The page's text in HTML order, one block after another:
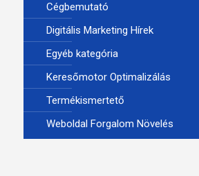
Cégbemutató
Digitális Marketing Hírek
Egyéb kategória
Keresőmotor Optimalizálás
Termékismertető
Weboldal Forgalom Növelés